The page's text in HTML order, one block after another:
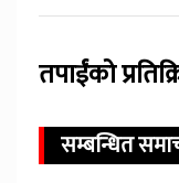
तपाईंको
सम्बन्धित